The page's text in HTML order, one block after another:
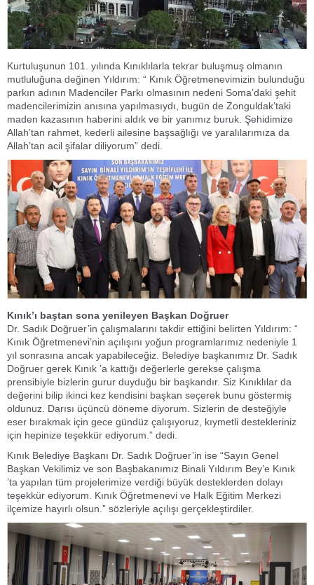
Kurtuluşunun 101. yılında Kınıklılarla tekrar buluşmuş olmanın
mutluluğuna değinen Yıldırım: “ Kınık Öğretmenevimizin bulunduğu
parkın adının Madenciler Parkı olmasının nedeni Soma’daki şehit
madencilerimizin anısına yapılmasıydı, bugün de Zonguldak’taki
maden kazasının haberini aldık ve bir yanımız buruk. Şehidimize
Allah’tan rahmet, kederli ailesine başsağlığı ve yaralılarımıza da
Allah’tan acil şifalar diliyorum” dedi.
Kınık’ı baştan sona yenileyen Başkan Doğruer
Dr. Sadık Doğruer’in çalışmalarını takdir ettiğini belirten Yıldırım: “
Kınık Öğretmenevi’nin açılışını yoğun programlarımız nedeniyle 1
yıl sonrasına ancak yapabileceğiz. Belediye başkanımız Dr. Sadık
Doğruer gerek Kınık ’a kattığı değerlerle gerekse çalışma
prensibiyle bizlerin gurur duyduğu bir başkandır. Siz Kınıklılar da
değerini bilip ikinci kez kendisini başkan seçerek bunu göstermiş
oldunuz. Darısı üçüncü döneme diyorum. Sizlerin de desteğiyle
eser bırakmak için gece gündüz çalışıyoruz, kıymetli destekleriniz
için hepinize teşekkür ediyorum.” dedi.
Kınık Belediye Başkanı Dr. Sadık Doğruer’in ise “Sayın Genel
Başkan Vekilimiz ve son Başbakanımız Binali Yıldırım Bey’e Kınık
’ta yapılan tüm projelerimize verdiği büyük desteklerden dolayı
teşekkür ediyorum. Kınık Öğretmenevi ve Halk Eğitim Merkezi
ilçemize hayırlı olsun.” sözleriyle açılışı gerçekleştirdiler.